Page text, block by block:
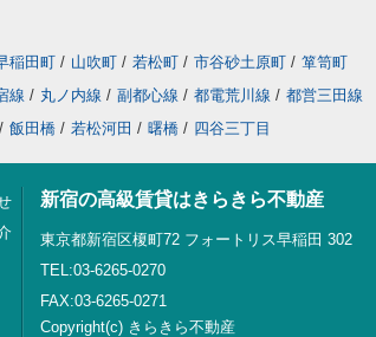
稲田町 / 山吹町 / 若松町 / 市谷砂土原町 / 箪笥町
線 / 丸ノ内線 / 副都心線 / 都電荒川線 / 都営三田線
/ 飯田橋 / 若松河田 / 曙橋 / 四谷三丁目
新宿の高級賃貸はきらきら不動産
東京都新宿区榎町72 フォートリス早稲田 302
TEL:03-6265-0270
FAX:03-6265-0271
Copyright(c) きらきら不動産